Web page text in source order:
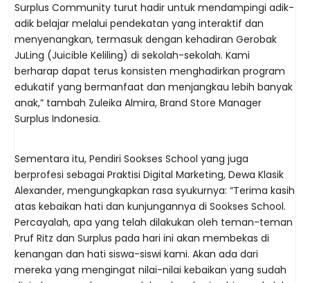
Surplus Community turut hadir untuk mendampingi adik-
adik belajar melalui pendekatan yang interaktif dan
menyenangkan, termasuk dengan kehadiran Gerobak
JuLing (Juicible Keliling) di sekolah-sekolah. Kami
berharap dapat terus konsisten menghadirkan program
edukatif yang bermanfaat dan menjangkau lebih banyak
anak,” tambah Zuleika Almira, Brand Store Manager
Surplus Indonesia.
Sementara itu, Pendiri Sookses School yang juga
berprofesi sebagai Praktisi Digital Marketing, Dewa Klasik
Alexander, mengungkapkan rasa syukurnya: “Terima kasih
atas kebaikan hati dan kunjungannya di Sookses School.
Percayalah, apa yang telah dilakukan oleh teman-teman
Pruf Ritz dan Surplus pada hari ini akan membekas di
kenangan dan hati siswa-siswi kami. Akan ada dari
mereka yang mengingat nilai-nilai kebaikan yang sudah